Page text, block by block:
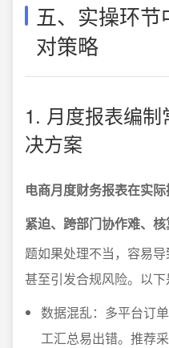
五、实操环
对策略
1. 月度报表编
决方案
电商月度财务报表在实
紧迫、跨部门协作难、
题如果处理不当，容易导
甚至引发合规风险。以下
数据混乱：多平台订
工汇总易出错。推荐